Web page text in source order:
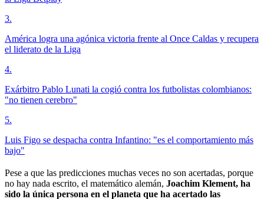
3.
América logra una agónica victoria frente al Once Caldas y recupera
el liderato de la Liga
4.
Exárbitro Pablo Lunati la cogió contra los futbolistas colombianos:
"no tienen cerebro"
5.
Luis Figo se despacha contra Infantino: "es el comportamiento más
bajo"
Pese a que las predicciones muchas veces no son acertadas, porque
no hay nada escrito, el matemático alemán, Joachim Klement, ha
sido la única persona en el planeta que ha acertado las